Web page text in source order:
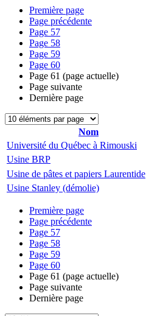
Première page
Page précédente
Page 57
Page 58
Page 59
Page 60
Page 61 (page actuelle)
Page suivante
Dernière page
Nom
Université du Québec à Rimouski
Usine BRP
Usine de pâtes et papiers Laurentide
Usine Stanley (démolie)
Première page
Page précédente
Page 57
Page 58
Page 59
Page 60
Page 61 (page actuelle)
Page suivante
Dernière page